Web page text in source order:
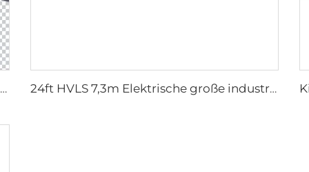
24ft HVLS 7,3m Elektrische große industrielle Deckenventilatoren Starke Belüftung für Milchwirtschaftslagerhallen 24ft HVLS 7,3m Elektrische große industrielle Deckenventilatoren Starke Belüftung für Milchwirtschaftslagerhallen